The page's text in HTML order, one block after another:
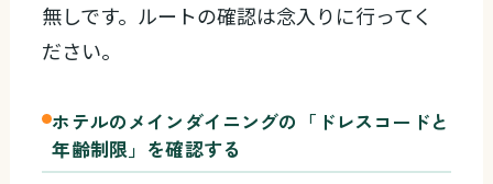
無しです。ルートの確認は念入りに行ってく
ださい。
ホテルのメインダイニングの「ドレスコードと
年齢制限」を確認する